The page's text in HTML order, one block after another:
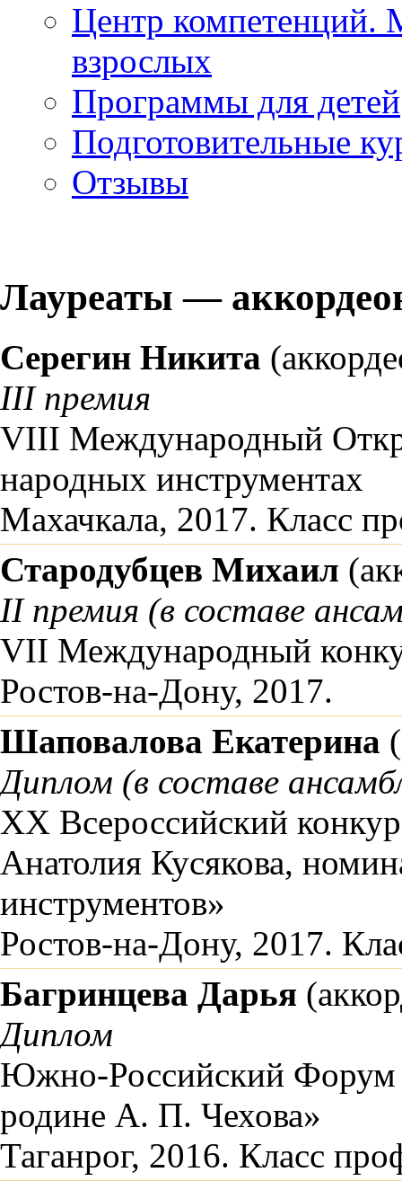
Центр компетенций.
взрослых
Программы для детей
Подготовительные
Отзывы
Лауреаты —
Серегин Никита
III премия
VIII Международный
народных инструментах
Махачкала, 2017. Класс
Стародубцев Михаил
II премия (в составе
VII Международный
Ростов-на-Дону, 2017.
Шаповалова Екатерина
Диплом (в составе
XX Всероссийский
Анатолия Кусякова,
инструментов»
Ростов-на-Дону, 2017.
Багринцева Дарья
Диплом
Южно-Российский Форум
родине А. П. Чехова»
Таганрог, 2016. Класс